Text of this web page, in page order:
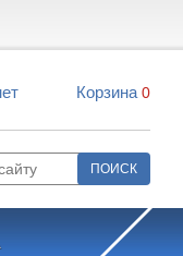
Корзина 0